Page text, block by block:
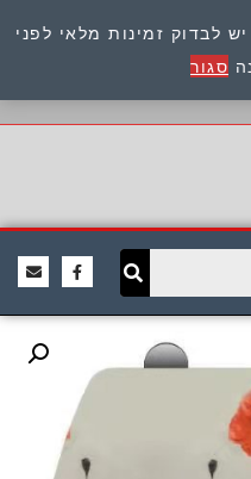
לבדוק זמינות מלאי לפני
סגור
כתובת : היוזמים 9 אור יהודה שירות לקוחות 054-